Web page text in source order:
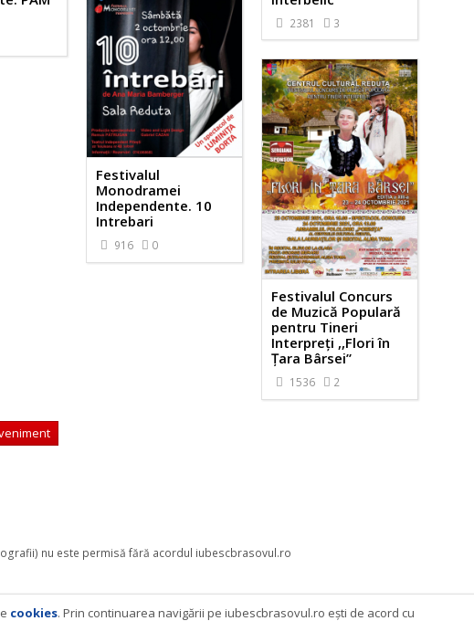
2381 3
Festivalul
Monodramei
Independente. 10
Intrebari
916 0
Festivalul Concurs
de Muzică Populară
pentru Tineri
Interpreţi ,,Flori în
Ţara Bârsei”
1536 2
nu este permisă fără acordul iubescbrasovul.ro
cookies. Prin continuarea navigării pe iubescbrasovul.ro eşti de acord cu